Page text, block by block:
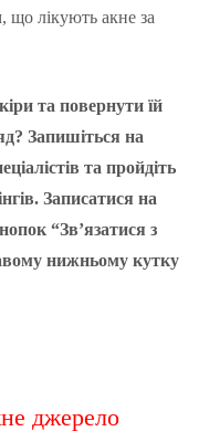
що лікують акне за
та повернути їй
Запишіться на
та пройдіть
Записатися на
“Зв’язатися з
нижньому кутку
джерело